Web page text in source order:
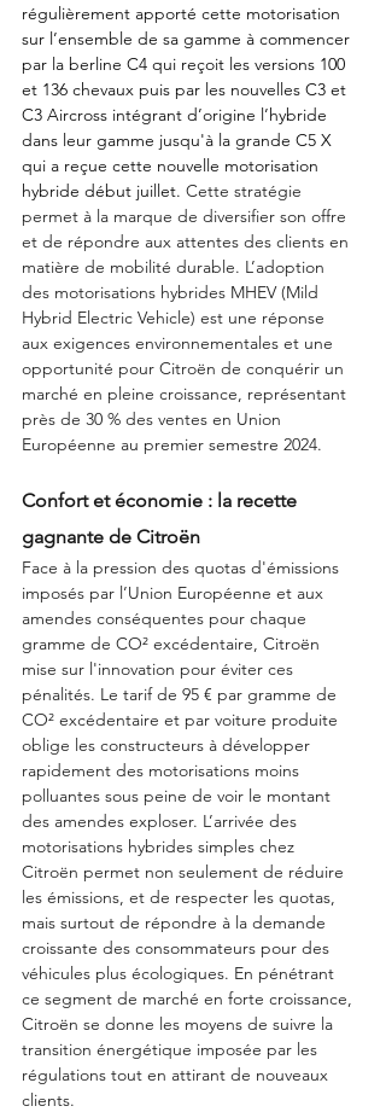
régulièrement apporté cette motorisation
sur l’ensemble de sa gamme à commencer
par la berline C4 qui reçoit les versions 100
et 136 chevaux puis par les nouvelles C3 et
C3 Aircross intégrant d’origine l’hybride
dans leur gamme jusqu'à la grande C5 X
qui a reçue cette nouvelle motorisation
hybride début juillet. Cette stratégie
permet à la marque de diversifier son offre
et de répondre aux attentes des clients en
matière de mobilité durable. L’adoption
des motorisations hybrides MHEV (Mild
Hybrid Electric Vehicle) est une réponse
aux exigences environnementales et une
opportunité pour Citroën de conquérir un
marché en pleine croissance, représentant
près de 30 % des ventes en Union
Européenne au premier semestre 2024.
Confort et économie : la recette
gagnante de Citroën
Face à la pression des quotas d'émissions
imposés par l’Union Européenne et aux
amendes conséquentes pour chaque
gramme de CO² excédentaire, Citroën
mise sur l'innovation pour éviter ces
pénalités. Le tarif de 95 € par gramme de
CO² excédentaire et par voiture produite
oblige les constructeurs à développer
rapidement des motorisations moins
polluantes sous peine de voir le montant
des amendes exploser. L’arrivée des
motorisations hybrides simples chez
Citroën permet non seulement de réduire
les émissions, et de respecter les quotas,
mais surtout de répondre à la demande
croissante des consommateurs pour des
véhicules plus écologiques. En pénétrant
ce segment de marché en forte croissance,
Citroën se donne les moyens de suivre la
transition énergétique imposée par les
régulations tout en attirant de nouveaux
clients.